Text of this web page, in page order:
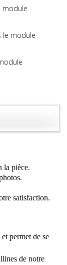
module
le module
la pièce.
satisfaction.
permet de se
de notre